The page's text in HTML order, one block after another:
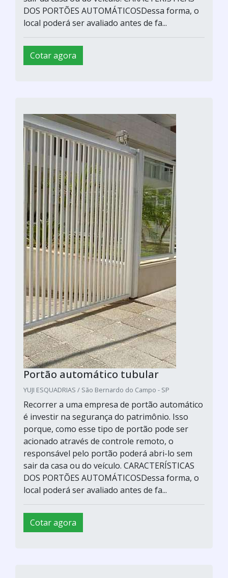
DOS PORTÕES AUTOMÁTICOSDessa forma, o
local poderá ser avaliado antes de fa...
Cotar agora
Portão automático tubular
YUJI ESQUADRIAS / São Bernardo do Campo - SP
Recorrer a uma empresa de portão automático
é investir na segurança do patrimônio. Isso
porque, como esse tipo de portão pode ser
acionado através de controle remoto, o
responsável pelo portão poderá abri-lo sem
sair da casa ou do veículo. CARACTERÍSTICAS
DOS PORTÕES AUTOMÁTICOSDessa forma, o
local poderá ser avaliado antes de fa...
Cotar agora